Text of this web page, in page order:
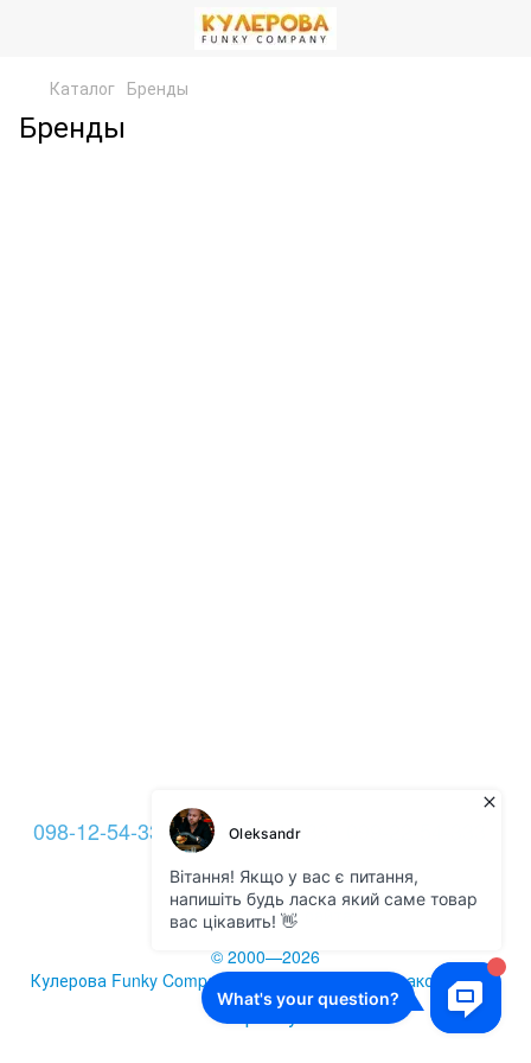
Каталог Бренды
Бренды
098-12-54-333 093-12-54-333
Контакты
Полная версия сайта
© 2000—2026
Кулерова Funky Company -
и аксессуары
Укр Рус